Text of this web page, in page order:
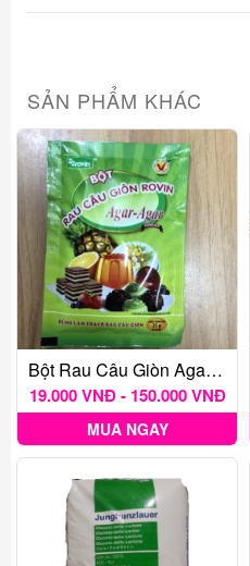
SẢN PHẨM KHÁC
Bột Rau Câu Giòn Agar Hoàng Yến
19.000 VNĐ - 150.000 VNĐ
MUA NGAY